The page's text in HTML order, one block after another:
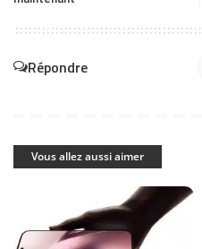
Répondre
Vous allez aussi aimer